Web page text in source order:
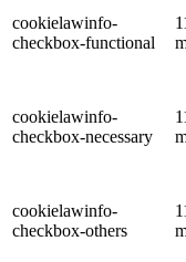
cookielawinfo-
checkbox-functional
cookielawinfo-
checkbox-necessary
cookielawinfo-
checkbox-others